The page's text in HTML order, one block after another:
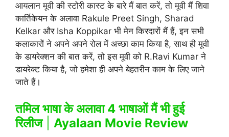
आयलान मूवी की स्टोरी कास्ट के बारे मैं बात करें, तो मूवी मैं शिवा
कार्तिकेयन के अलावा Rakule Preet Singh, Sharad
Kelkar और Isha Koppikar भी मेन किरदारों मैं हैं, इन सभी
कलाकारों ने अपने अपने रोल में अच्छा काम किया है, साथ ही मूवी
के डायरेक्शन की बात करें, तो इस मूवी को R.Ravi Kumar ने
डायरेक्ट किया है, जो हमेशा ही अपने बेहतरीन काम के लिए जाने
जाते हैं।
तमिल भाषा के अलावा 4 भाषाओं मैं भी हुई
रिलीज| Ayalaan Movie Review